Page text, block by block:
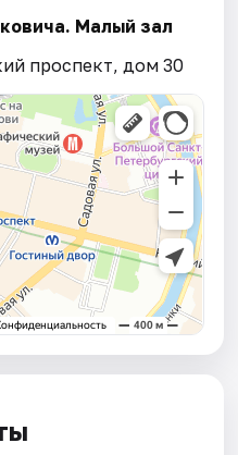
Малый зал
проспект, дом 30